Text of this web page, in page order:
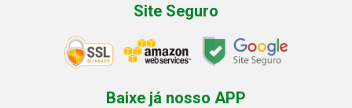
Site Seguro
Baixe já nosso APP